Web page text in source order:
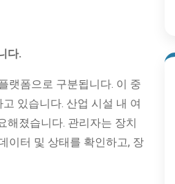
다.
랫폼으로 구분됩니다. 이 중
있습니다. 산업 시설 내 여
해졌습니다. 관리자는 장치
이터 및 상태를 확인하고, 장